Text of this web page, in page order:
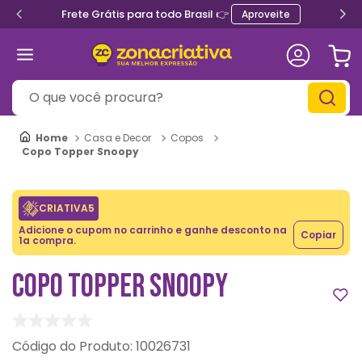
Frete Grátis para todo Brasil 👉 Aproveite
O que você procura?
Casa e Decor
Copos
Copo Topper Snoopy
CRIATIVA5
Adicione o cupom no carrinho e ganhe desconto na
1a compra. Copiar
COPO TOPPER SNOOPY
: 10026731